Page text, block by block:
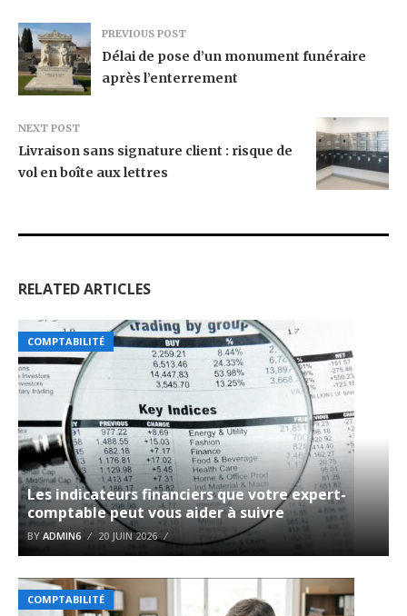
PREVIOUS POST
Délai de pose d’un monument funéraire
après l’enterrement
NEXT POST
Livraison sans signature client : risque de
vol en boîte aux lettres
RELATED ARTICLES
COMPTABILITÉ
Les indicateurs financiers que votre expert-
comptable peut vous aider à suivre
BY ADMIN6 20 JUIN 2026
COMPTABILITÉ